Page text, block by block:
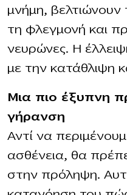
μνήμη, βελτιώνουν
τη φλεγμονή και
νευρώνες. Η
με την κατάθλιψη
Μια πιο έξυπνη
γήρανση
Αντί να
ασθένεια, θα
στην πρόληψη.